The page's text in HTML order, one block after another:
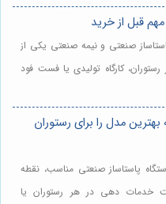
قبل از خرید
صنعتی و نیمه صنعتی یکی از
کارگاه تولیدی یا فست فود
مدل را برای رستوران
پاستاساز صنعتی مناسب، نقطه
خدمات دهی در هر رستوران یا